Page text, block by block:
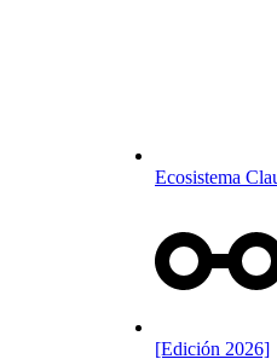
Ecosistema
[Edición 2026]